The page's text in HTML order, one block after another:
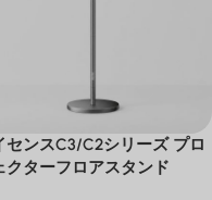
センスC3/C2シリーズ プロ
クターフロアスタンド